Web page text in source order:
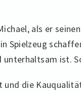
als er
Spielzeug
ist.
die